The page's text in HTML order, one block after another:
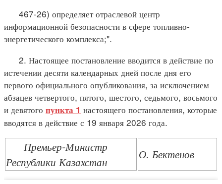
467-26) определяет отраслевой центр
информационной безопасности в сфере топливно-
энергетического комплекса;".
2. Настоящее постановление вводится в действие по
истечении десяти календарных дней после дня его
первого официального опубликования, за исключением
абзацев четвертого, пятого, шестого, седьмого, восьмого
и девятого пункта 1 настоящего постановления, которые
вводятся в действие с 19 января 2026 года.
Премьер-Министр
Республики Казахстан
О. Бектенов